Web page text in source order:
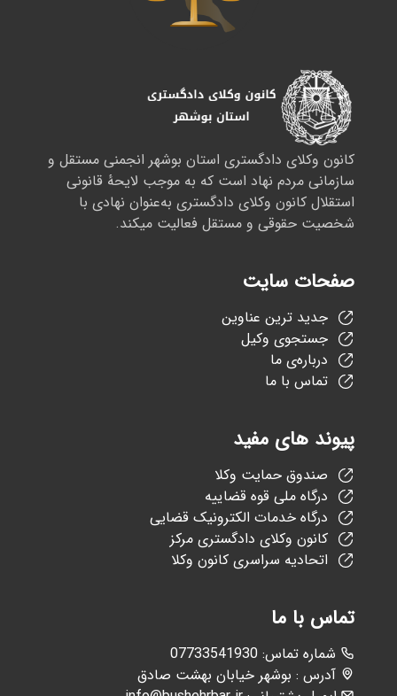
کانون وکلای دادگستری استان بوشهر انجمنی مستقل و
سازمانی مردم نهاد است که به موجب لایحهٔ قانونی
استقلال کانون وکلای دادگستری به‌عنوان نهادی با
شخصیت حقوقی و مستقل فعالیت میکند.
صفحات سایت
جدید ترین عناوین
جستجوی وکیل
درباره‌ی ما
تماس با ما
پیوند های مفید
صندوق حمایت وکلا
درگاه ملی قوه قضاییه
درگاه خدمات الکترونیک قضایی
کانون وکلای دادگستری مرکز
اتحادیه سراسری کانون وکلا
تماس با ما
07733541930
آدرس : بوشهر خیابان بهشت صادق